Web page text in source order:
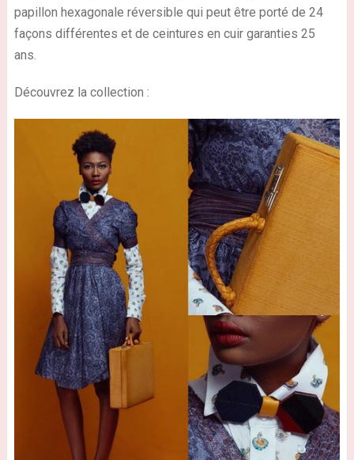
papillon hexagonale réversible qui peut être porté de 24
façons différentes et de ceintures en cuir garanties 25
ans.
Découvrez la collection :